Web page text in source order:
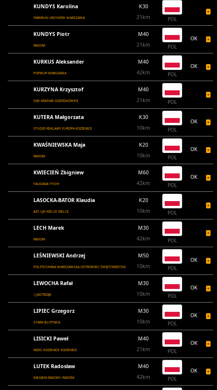
KUNDYS Karolina
PARKRUN URSYNÓW WARSZAWA
K30
21km
POL
KUNDYS Piotr
RADOM
M40
21km
POL
OK
KURKUS Aleksander
POPIKUR WARSZAWA
M40
42km
POL
OK
KURZYNA Krzysztof
SKB KRAŚNIK DZIERZKOWICE
M40
21km
POL
KUTERA Małgorzata
STUDIO REKLAMY EUROPA KOZIENICE
K30
10km
POL
OK
KWAŚNIEWSKA Maja
RADOM
K20
10km
POL
OK
KWIECIEŃ Zbigniew
FAUDANA TYCHY
M60
42km
POL
OK
LASOCKA-BATOR Klaudia
AZS UJK KIELCE KIELCE
K20
10km
POL
LECH Marek
RADOM
M30
42km
POL
LEŚNIEWSKI Andrzej
POLITECHNIKA WARSZAWSKA OSTROWIEC ŚWIĘTOKRZYSKI
M50
10km
POL
OK
LEWOCHA Rafał
-) JASTRZĄB
M30
10km
POL
OK
LIPIEC Grzegorz
STARA BŁOTNICA
M30
10km
POL
OK
LISICKI Paweł
MZKS KOZIENICE KOZIENICE
M40
21km
POL
OK
LUTEK Radosław
BIEGIEM RADOM ! RADOM
M40
42km
POL
OK